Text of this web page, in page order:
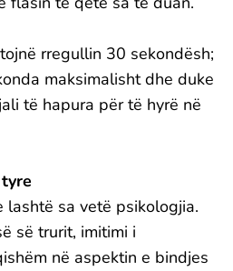
rregullin 30 sekondësh;
maksimalisht dhe duke
të hapura për të hyrë në
lashtë sa vetë psikologjia.
së trurit, imitimi i
në aspektin e bindjes